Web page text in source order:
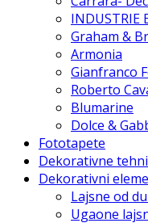
INDUSTRIE
Graham &
Armonia
Gianfranco
Roberto
Blumarine
Dolce &
Fototapete
Dekorativne
Dekorativni
Lajsne od
Ugaone